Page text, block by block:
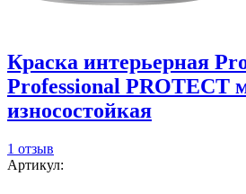
Краска интерьерная
Professional PROTECT
износостойкая
1 отзыв
Артикул: